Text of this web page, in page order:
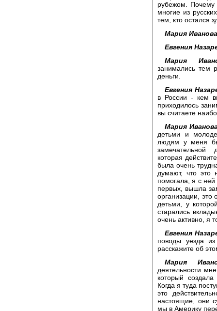
рубежом. Почему
многие из
тем, кто остался
Мария
Евгения
Мария
занимались тем
деньги.
Евгения
в России - кем
приходилось
вы считаете
Мария
детьми и
людям у меня
замечательной
которая
была очень
думают, что это
помогала, я с
первых, вышла
организации, это
детьми, у
старались
очень активно, я
Евгения
поводы уезда
расскажите об
Мария
деятельности
который
Когда я туда
это
настоящие, они
мы в Америку